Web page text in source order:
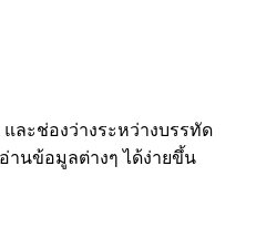
ละช่องว่างระหว่างบรรทัด
านข้อมูลต่างๆ ได้ง่ายขึ้น